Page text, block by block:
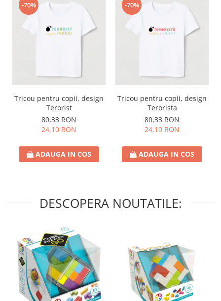
-70%
Tricou pentru copii, design
Terorist
80,33 RON
24,10 RON
ADAUGA IN COS
-70%
Tricou pentru copii, design
Terorista
80,33 RON
24,10 RON
ADAUGA IN COS
DESCOPERA NOUTATILE: